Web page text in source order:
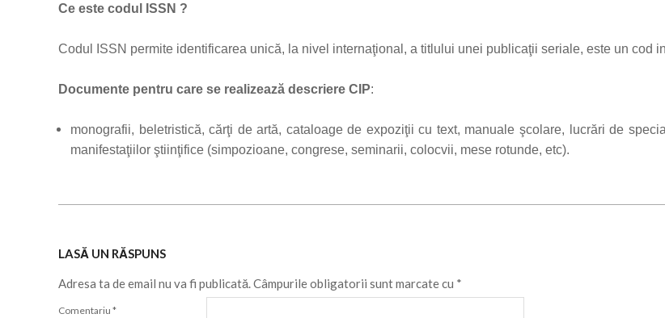
Ce este codul ISSN ?
Codul ISSN permite identificarea unică, la nivel internaţional, a titlului unei publicaţii seriale, este un cod
Documente pentru care se realizează descriere CIP:
monografii, beletristică, cărţi de artă, cataloage de expoziţii cu text, manuale şcolare, lucrări de
manifestaţiilor ştiinţifice (simpozioane, congrese, seminarii, colocvii, mese rotunde, etc).
12
LASĂ UN RĂSPUNS
Adresa ta de email nu va fi publicată. Câmpurile obligatorii sunt marcate cu *
Comentariu *